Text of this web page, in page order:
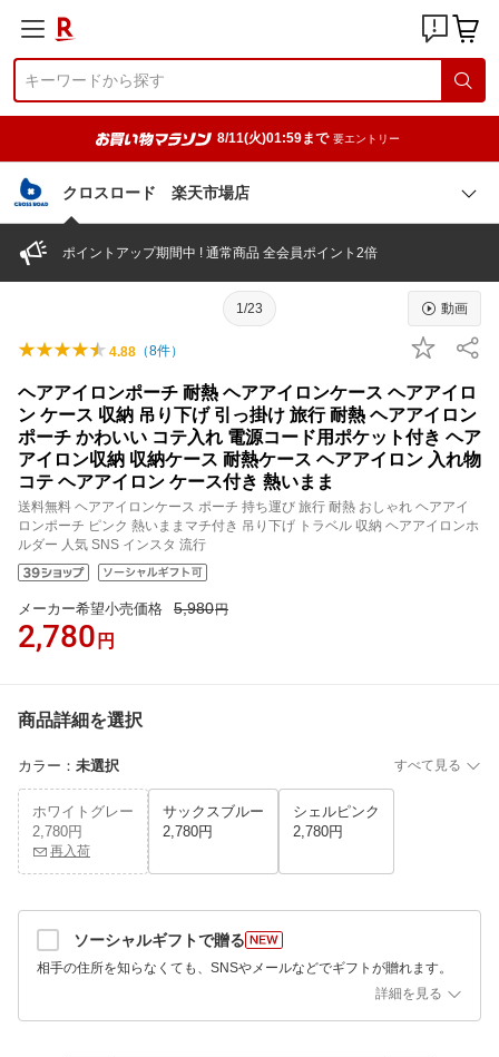
8/11(火)01:59まで 要エントリー
クロスロード 楽天市場店
ポイントアップ期間中 ! 通常商品 全会員ポイント2倍
1/23 動画
4.88 （8件）
ヘアアイロンポーチ 耐熱 ヘアアイロンケース ヘアアイロ
ン ケース 収納 吊り下げ 引っ掛け 旅行 耐熱 ヘアアイロン
ポーチ かわいい コテ入れ 電源コード用ポケット付き ヘア
アイロン収納 収納ケース 耐熱ケース ヘアアイロン 入れ物
コテ ヘアアイロン ケース付き 熱いまま
送料無料 ヘアアイロンケース ポーチ 持ち運び 旅行 耐熱 おしゃれ ヘアアイ
ロンポーチ ピンク 熱いままマチ付き 吊り下げ トラベル 収納 ヘアアイロンホ
ルダー 人気 SNS インスタ 流行
メーカー希望小売価格 5,980円
2,780 円
商品詳細を選択
カラー ： 未選択 すべて見る
ホワイトグレー
2,780円
再入荷
サックスブルー
2,780円
シェルピンク
2,780円
ソーシャルギフトで贈る
相手の住所を知らなくても、SNSやメールなどでギフトが贈れます。
詳細を見る